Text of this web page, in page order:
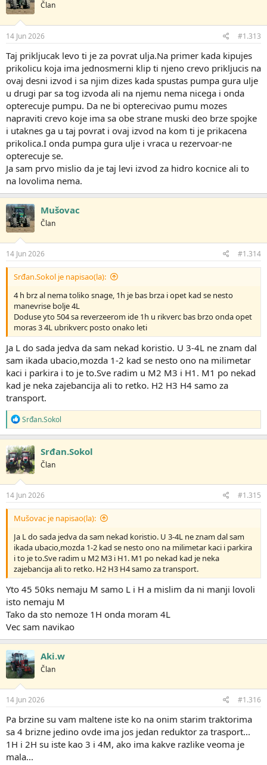
v
a
n
j
:
Član
14 Jun 2026 #1.313
Taj prikljucak levo ti je za povrat ulja.Na primer kada kipujes
prikolicu koja ima jednosmerni klip ti njeno crevo prikljucis na
ovaj desni izvod i sa njim dizes kada spustas pumpa gura ulje
u drugi par sa tog izvoda ali na njemu nema nicega i onda
opterecuje pumpu. Da ne bi opterecivao pumu mozes
napraviti crevo koje ima sa obe strane muski deo brze spojke
i utaknes ga u taj povrat i ovaj izvod na kom ti je prikacena
prikolica.I onda pumpa gura ulje i vraca u rezervoar-ne
opterecuje se.
Ja sam prvo mislio da je taj levi izvod za hidro kocnice ali to
na lovolima nema.
Mušovac
Član
14 Jun 2026 #1.314
Srđan.Sokol je napisao(la):
4 h brz al nema toliko snage, 1h je bas brza i opet kad se nesto
manevrise bolje 4L
Doduse yto 504 sa reverzeerom ide 1h u rikverc bas brzo onda opet
moras 3 4L ubrikverc posto onako leti
Ja L do sada jedva da sam nekad koristio. U 3-4L ne znam dal
sam ikada ubacio,mozda 1-2 kad se nesto ono na milimetar
kaci i parkira i to je to.Sve radim u M2 M3 i H1. M1 po nekad
kad je neka zajebancija ali to retko. H2 H3 H4 samo za
transport.
R
e
a
g
o
v
a
n
j
Srđan.Sokol
Srđan.Sokol
Član
14 Jun 2026 #1.315
Mušovac je napisao(la):
Ja L do sada jedva da sam nekad koristio. U 3-4L ne znam dal sam
ikada ubacio,mozda 1-2 kad se nesto ono na milimetar kaci i parkira
i to je to.Sve radim u M2 M3 i H1. M1 po nekad kad je neka
zajebancija ali to retko. H2 H3 H4 samo za transport.
Yto 45 50ks nemaju M samo L i H a mislim da ni manji lovoli
isto nemaju M
Tako da sto nemoze 1H onda moram 4L
Vec sam navikao
Aki.w
Član
14 Jun 2026 #1.316
Pa brzine su vam maltene iste ko na onim starim traktorima
sa 4 brizne jedino ovde ima jos jedan reduktor za trasport...
1H i 2H su iste kao 3 i 4M, ako ima kakve razlike veoma je
mala...